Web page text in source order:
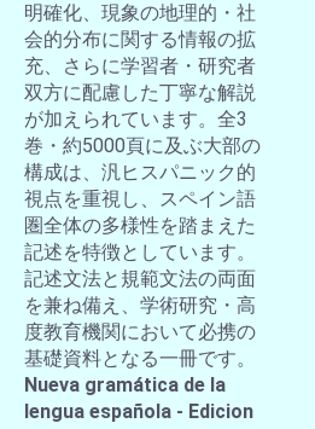
明確化、現象の地理的・社
会的分布に関する情報の拡
充、さらに学習者・研究者
双方に配慮した丁寧な解説
が加えられています。全3
巻・約5000頁に及ぶ大部の
構成は、汎ヒスパニック的
視点を重視し、スペイン語
圏全体の多様性を踏まえた
記述を特徴としています。
記述文法と規範文法の両面
を兼ね備え、学術研究・高
度教育機関において必携の
基礎資料となる一冊です。
Nueva gramática de la
lengua española - Edicion